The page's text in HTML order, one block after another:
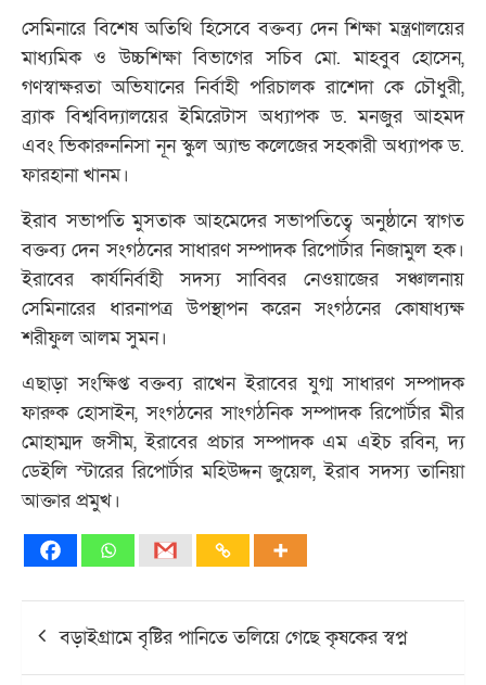
সেমিনারে বিশেষ অতিথি হিসেবে বক্তব্য দেন শিক্ষা মন্ত্রণালয়ের
মাধ্যমিক ও উচ্চশিক্ষা বিভাগের সচিব মো. মাহবুব হোসেন,
গণস্বাক্ষরতা অভিযানের নির্বাহী পরিচালক রাশেদা কে চৌধুরী,
ব্র্যাক বিশ্ববিদ্যালয়ের ইমিরেটাস অধ্যাপক ড. মনজুর আহমদ
এবং ভিকারুননিসা নূন স্কুল অ্যান্ড কলেজের সহকারী অধ্যাপক ড.
ফারহানা খানম।
ইরাব সভাপতি মুসতাক আহমেদের সভাপতিত্বে অনুষ্ঠানে স্বাগত
বক্তব্য দেন সংগঠনের সাধারণ সম্পাদক রিপোর্টার নিজামুল হক।
ইরাবের কার্যনির্বাহী সদস্য সাব্বির নেওয়াজের সঞ্চালনায়
সেমিনারের ধারনাপত্র উপস্থাপন করেন সংগঠনের কোষাধ্যক্ষ
শরীফুল আলম সুমন।
এছাড়া সংক্ষিপ্ত বক্তব্য রাখেন ইরাবের যুগ্ম সাধারণ সম্পাদক
ফারুক হোসাইন, সংগঠনের সাংগঠনিক সম্পাদক রিপোর্টার মীর
মোহাম্মদ জসীম, ইরাবের প্রচার সম্পাদক এম এইচ রবিন, দ্য
ডেইলি স্টারের রিপোর্টার মহিউদ্দন জুয়েল, ইরাব সদস্য তানিয়া
আক্তার প্রমুখ।
navigation
বড়াইগ্রামে বৃষ্টির পানিতে তলিয়ে গেছে কৃষকের স্বপ্ন